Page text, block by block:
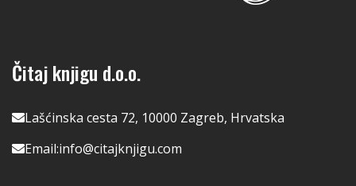
Čitaj knjigu d.o.o.
Lašćinska cesta 72, 10000 Zagreb, Hrvatska
Email:info@citajknjigu.com